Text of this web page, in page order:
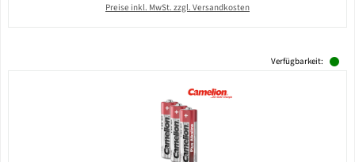
Preise inkl. MwSt. zzgl. Versandkosten
Verfügbarkeit: